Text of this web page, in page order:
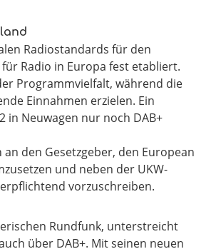
Radiostandards für den
Radio in Europa fest etabliert.
Programmvielfalt, während die
Einnahmen erzielen. Ein
in Neuwagen nur noch DAB+
den Gesetzgeber, den European
und neben der UKW-
vorzuschreiben.
Rundfunk, unterstreicht
über DAB+. Mit seinen neuen